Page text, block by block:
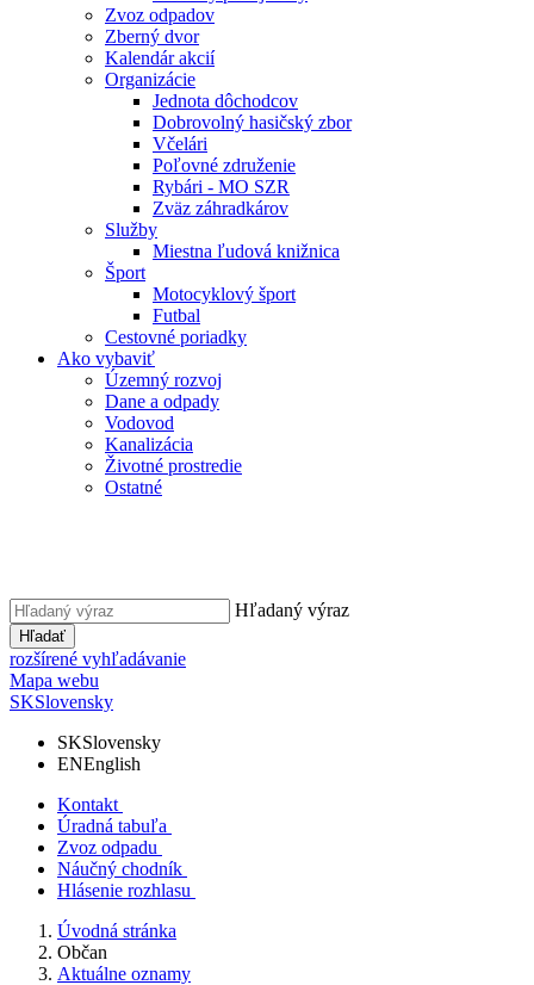
Zvoz odpadov
Zberný dvor
Kalendár akcií
Organizácie
Jednota dôchodcov
Dobrovolný hasičský zbor
Včelári
Poľovné združenie
Rybári - MO SZR
Zväz záhradkárov
Služby
Miestna ľudová knižnica
Šport
Motocyklový šport
Futbal
Cestovné poriadky
Ako vybaviť
Územný rozvoj
Dane a odpady
Vodovod
Kanalizácia
Životné prostredie
Ostatné
Hľadaný výraz
Hľadať
rozšírené vyhľadávanie
Mapa webu
SKSlovensky
SKSlovensky
ENEnglish
Kontakt
Úradná tabuľa
Zvoz odpadu
Náučný chodník
Hlásenie rozhlasu
Úvodná stránka
Občan
Aktuálne oznamy